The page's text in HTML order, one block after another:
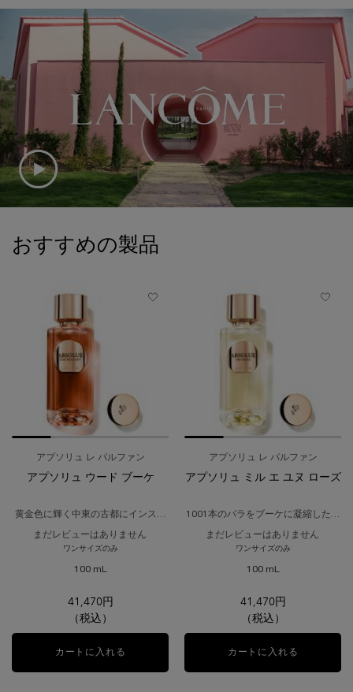
おすすめの製品
アプソリュ レ パルファン
アプソリュ ウード ブーケ
黄金色に輝く中東の古都にインスパ
まだレビューはありません
ワンサイズのみ
100 mL
41,470円
（税込）
カートに入れる アプソリュ ウード ブーケ
アプソリュ レ パルファン
アプソリュ ミル エ ユヌ ローズ
1001本のバラをブーケに凝縮したよ
まだレビューはありません
ワンサイズのみ
100 mL
41,470円
（税込）
カートに入れる